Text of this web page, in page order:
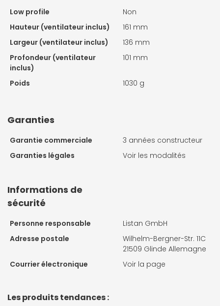
Low profile
Non
Hauteur (ventilateur inclus)
161 mm
Largeur (ventilateur inclus)
136 mm
Profondeur (ventilateur
inclus)
101 mm
Poids 1030 g
Garanties
Garantie commerciale
3 années constructeur
Garanties légales
Voir les modalités
Informations de
sécurité
Personne responsable
Listan GmbH
Adresse postale
Wilhelm-Bergner-Str. 11C
21509 Glinde Allemagne
Courrier électronique
Voir la page
Les produits tendances :